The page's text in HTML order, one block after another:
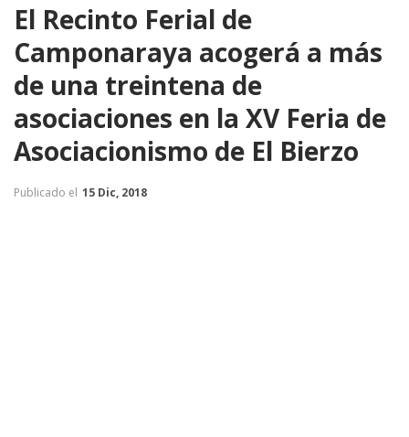
El Recinto Ferial de
Camponaraya acogerá a más
de una treintena de
asociaciones en la XV Feria de
Asociacionismo de El Bierzo
Publicado el 15 Dic, 2018